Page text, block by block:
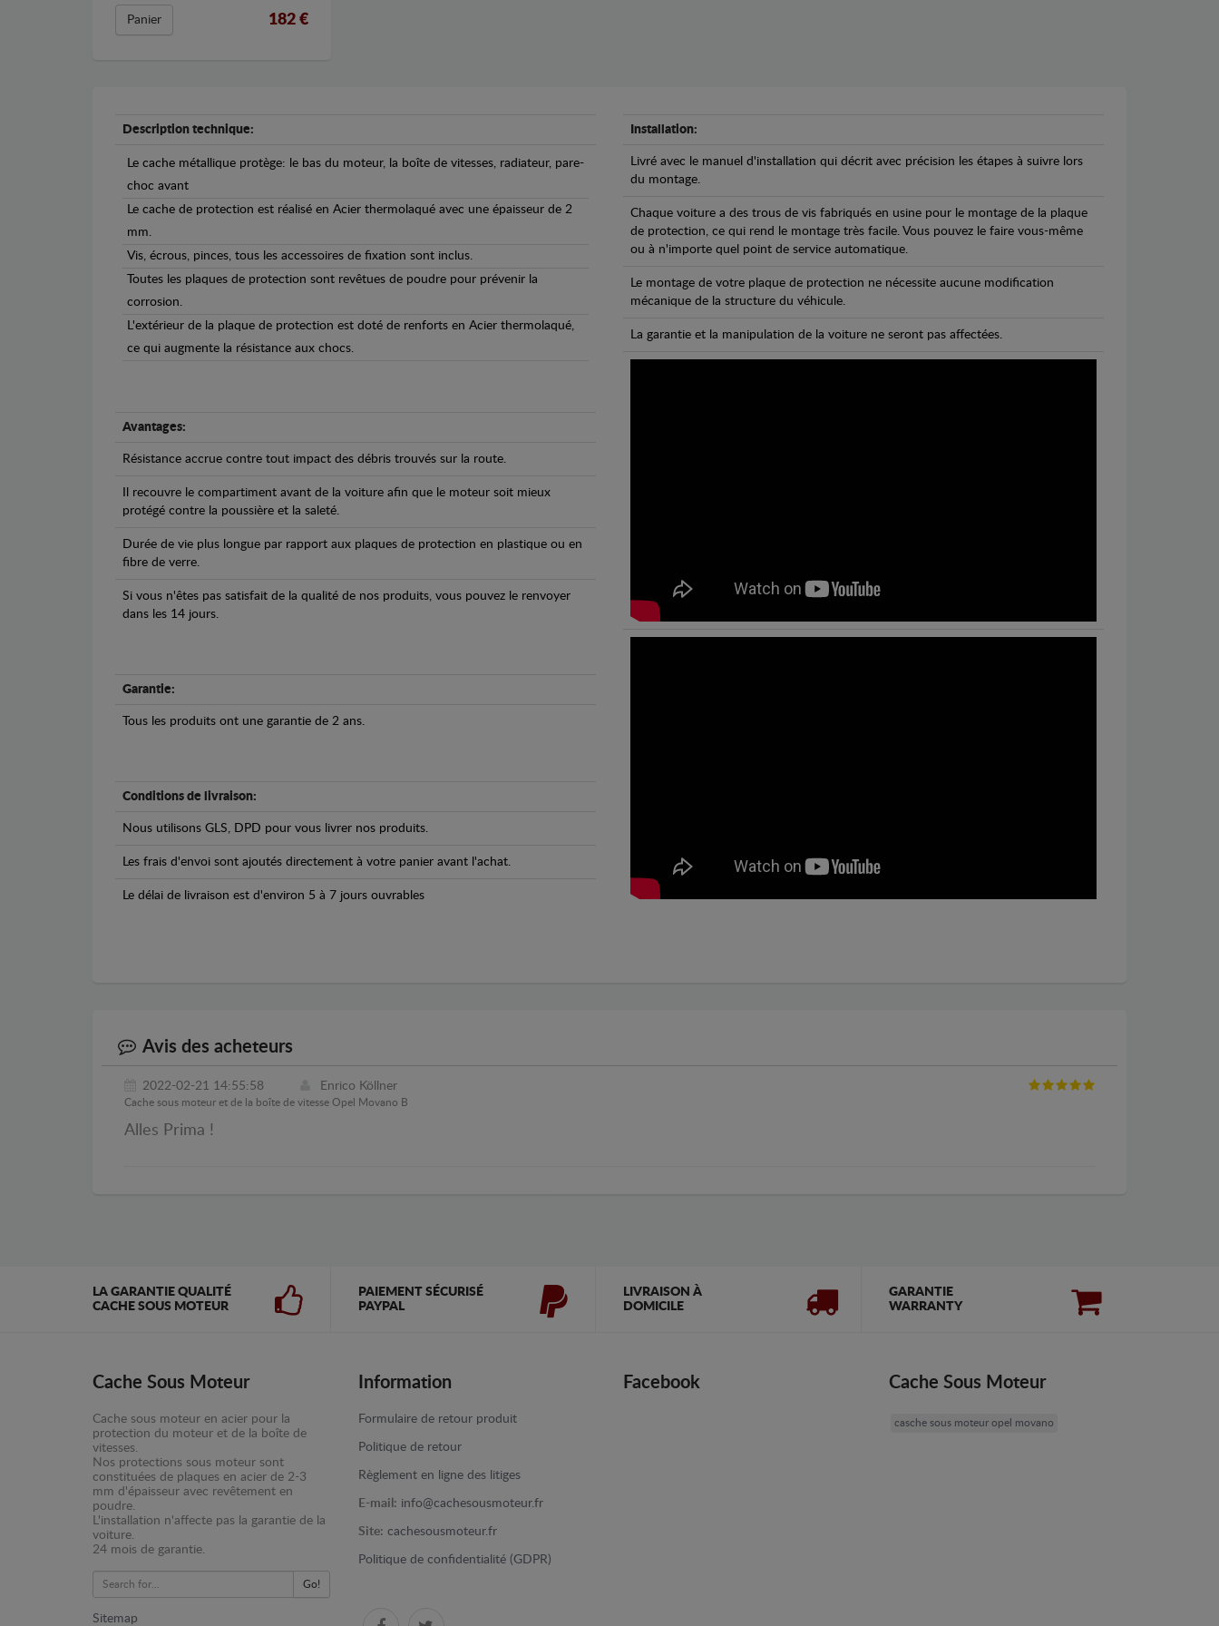
Panier 182 €
Description technique:
Le cache métallique protège: le bas du moteur, la boîte de vitesses, radiateur, pare-
choc avant
Le cache de protection est réalisé en Acier thermolaqué avec une épaisseur de 2
mm.
Vis, écrous, pinces, tous les accessoires de fixation sont inclus.
Toutes les plaques de protection sont revêtues de poudre pour prévenir la
corrosion.
L'extérieur de la plaque de protection est doté de renforts en Acier thermolaqué,
ce qui augmente la résistance aux chocs.
Avantages:
Résistance accrue contre tout impact des débris trouvés sur la route.
Il recouvre le compartiment avant de la voiture afin que le moteur soit mieux
protégé contre la poussière et la saleté.
Durée de vie plus longue par rapport aux plaques de protection en plastique ou en
fibre de verre.
Si vous n'êtes pas satisfait de la qualité de nos produits, vous pouvez le renvoyer
dans les 14 jours.
Garantie:
Tous les produits ont une garantie de 2 ans.
Conditions de livraison:
Nous utilisons GLS, DPD pour vous livrer nos produits.
Les frais d'envoi sont ajoutés directement à votre panier avant l'achat.
Le délai de livraison est d'environ 5 à 7 jours ouvrables
Installation:
Livré avec le manuel d'installation qui décrit avec précision les étapes à suivre lors
du montage.
Chaque voiture a des trous de vis fabriqués en usine pour le montage de la plaque
de protection, ce qui rend le montage très facile. Vous pouvez le faire vous-même
ou à n'importe quel point de service automatique.
Le montage de votre plaque de protection ne nécessite aucune modification
mécanique de la structure du véhicule.
La garantie et la manipulation de la voiture ne seront pas affectées.
Avis des acheteurs
2022-02-21 14:55:58 Enrico Köllner
Cache sous moteur et de la boîte de vitesse Opel Movano B
Alles Prima !
LA GARANTIE QUALITÉ
CACHE SOUS MOTEUR
PAIEMENT SÉCURISÉ
PAYPAL
LIVRAISON À
DOMICILE
GARANTIE
WARRANTY
Cache Sous Moteur
Cache sous moteur en acier pour la
protection du moteur et de la boîte de
vitesses.
Nos protections sous moteur sont
constituées de plaques en acier de 2-3
mm d'épaisseur avec revêtement en
poudre.
L'installation n'affecte pas la garantie de la
voiture.
24 mois de garantie.
Go!
Sitemap
Information
Formulaire de retour produit
Politique de retour
Règlement en ligne des litiges
E-mail: info@cachesousmoteur.fr
Site: cachesousmoteur.fr
Politique de confidentialité (GDPR)
Facebook Cache Sous Moteur
casche sous moteur opel movano